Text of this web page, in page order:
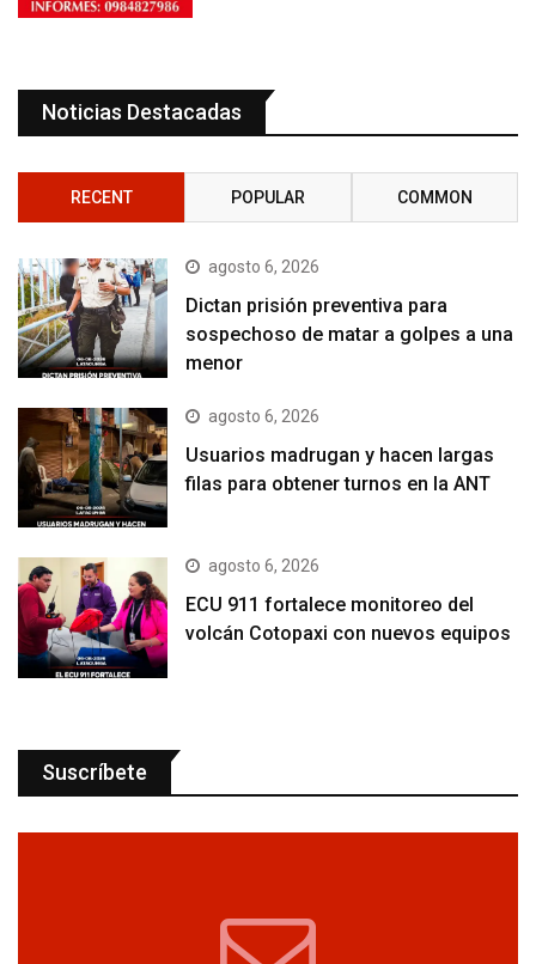
Noticias Destacadas
RECENT POPULAR COMMON
agosto 6, 2026
Dictan prisión preventiva para
sospechoso de matar a golpes a una
menor
agosto 6, 2026
Usuarios madrugan y hacen largas
filas para obtener turnos en la ANT
agosto 6, 2026
ECU 911 fortalece monitoreo del
volcán Cotopaxi con nuevos equipos
Suscríbete